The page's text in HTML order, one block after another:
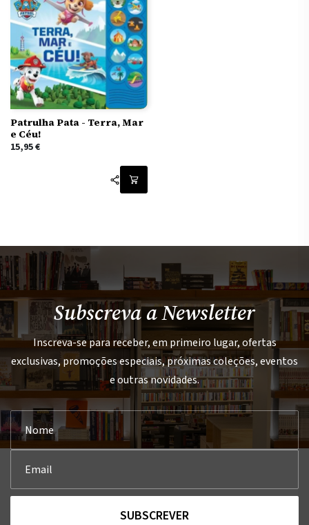
Patrulha Pata - Terra, Mar
e Céu!
15,95€
Subscreva a Newsletter
Inscreva-se para receber, em primeiro lugar, ofertas
exclusivas, promoções especiais, próximas coleções, eventos
e outras novidades.
SUBSCREVER